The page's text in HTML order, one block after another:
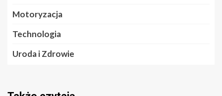
Motoryzacja
Technologia
Uroda i Zdrowie